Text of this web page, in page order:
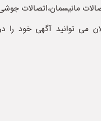
مانیسمان،اتصالات
می توانید آگهی خود را